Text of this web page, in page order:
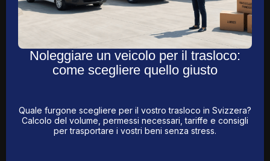
Noleggiare un veicolo per il trasloco:
come scegliere quello giusto
Quale furgone scegliere per il vostro trasloco in Svizzera?
Calcolo del volume, permessi necessari, tariffe e consigli
per trasportare i vostri beni senza stress.